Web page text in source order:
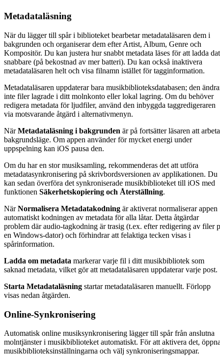
Metadataläsning
När du lägger till spår i biblioteket bearbetar metadataläsaren dem i
bakgrunden och organiserar dem efter Artist, Album, Genre och
Kompositör. Du kan justera hur snabbt metadata läses för att ladda
snabbare (på bekostnad av mer batteri). Du kan också inaktivera
metadataläsaren helt och visa filnamn istället för tagginformation.
Metadataläsaren uppdaterar bara musikbiblioteksdatabasen; den
inte filer lagrade i ditt molnkonto eller lokal lagring. Om du behöver
redigera metadata för ljudfiler, använd den inbyggda taggredigeraren
via motsvarande åtgärd i alternativmenyn.
NärMetadataläsning i bakgrunden är på fortsätter läsaren att
bakgrundsläge. Om appen använder för mycket energi under
uppspelning kan iOS pausa den.
Om du har en stor musiksamling, rekommenderas det att utföra
metadatasynkronisering på skrivbordsversionen av applikationen. Du
kan sedan överföra det synkroniserade musikbiblioteket till iOS med
funktionen Säkerhetskopiering och Återställning.
NärNormalisera Metadatakodning är aktiverat normaliserar appen
automatiskt kodningen av metadata för alla låtar. Detta åtgärdar
problem där audio-tagkodning är trasig (t.ex. efter redigering av filer
en Windows-dator) och förhindrar att felaktiga tecken visas i
spårinformation.
Ladda om metadata markerar varje fil i ditt musikbibliotek som
saknad metadata, vilket gör att metadataläsaren uppdaterar varje post.
Starta Metadataläsning startar metadataläsaren manuellt. Förlopp
visas nedan åtgärden.
Online-Synkronisering
Automatisk online musiksynkronisering lägger till spår från anslutna
molntjänster i musikbiblioteket automatiskt. För att aktivera det,
musikbiblioteksinställningarna och välj synkroniseringsmappar.